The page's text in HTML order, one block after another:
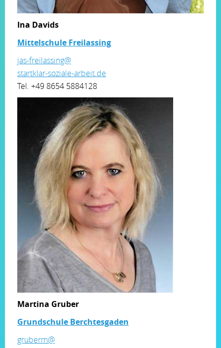
Ina Davids
Mittelschule Freilassing
jas-freilassing@
startklar-soziale-arbeit.de
Tel. +49 8654 5884128
Martina Gruber
Grundschule Berchtesgaden
gruberm@